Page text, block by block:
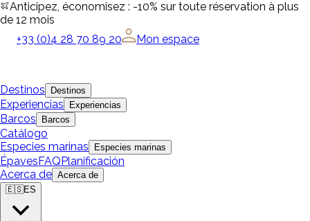
Anticipez, économisez : -10% sur toute réservation à plus
de 12 mois
+33 (0)4 28 70 89 20
Mon espace
Destinos Destinos
Experiencias Experiencias
Barcos Barcos
Catálogo
Especies marinas
Especies marinas
ÉpavesFAQPlanificación
Acerca de Acerca de
🇪🇸ES